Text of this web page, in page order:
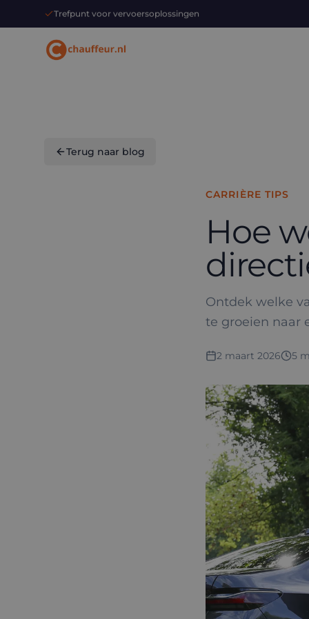
Trefpunt voor vervoersoplossingen
Terug naar blog
CARRIÈRE TIPS
Hoe
Ontdek welke
te groeien naar
2 maart 2026 5